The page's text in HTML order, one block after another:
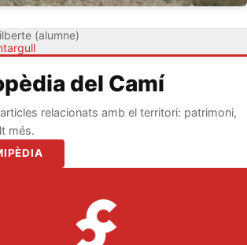
(alumne)
del Camí
relacionats amb el territori: patrimoni,
més.